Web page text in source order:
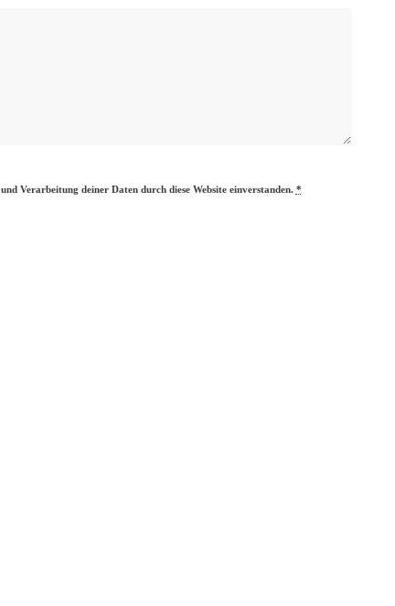
Verarbeitung deiner Daten durch diese Website einverstanden. *